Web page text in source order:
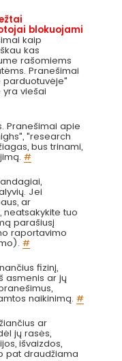
blokuojami
kaip
kas
rašomiems
Pranešimai
parduotuvėje"
yra viešai
Pranešimai apie
"research
bus trinami,
#
Jei
ar
neatsakykite tuo
parašiusį
raportavimo
#
fizinį,
asmenis ar jų
naikinimą.#
ar
jų rasės,
išvaizdos,
pat draudžiama